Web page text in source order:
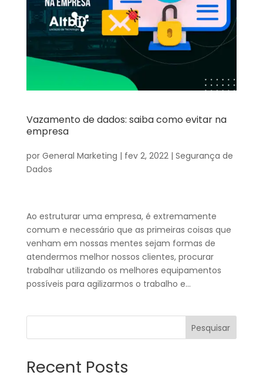
Vazamento de dados: saiba como evitar na
empresa
por General Marketing | fev 2, 2022| Segurança de
Dados
Ao estruturar uma empresa, é extremamente
comum e necessário que as primeiras coisas que
venham em nossas mentes sejam formas de
atendermos melhor nossos clientes, procurar
trabalhar utilizando os melhores equipamentos
possíveis para agilizarmos o trabalho e...
Pesquisar
Recent Posts